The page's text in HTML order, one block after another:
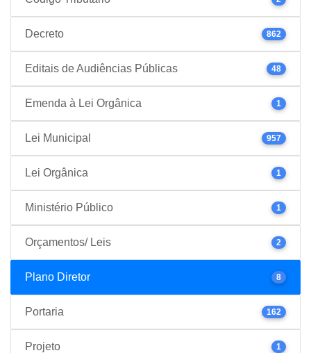
Decreto 862
Editais de Audiências Públicas 48
Emenda à Lei Orgânica 1
Lei Municipal 957
Lei Orgânica 1
Ministério Público 1
Orçamentos/ Leis 2
Plano Diretor 8
Portaria 162
Projeto 1